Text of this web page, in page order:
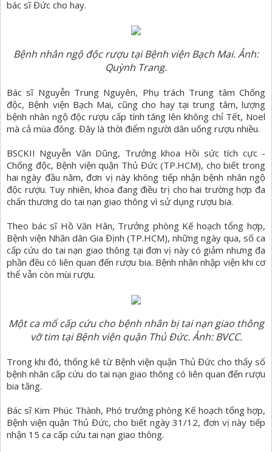
bác sĩ Đức cho hay.
Bệnh nhân ngộ độc rượu tại Bệnh viện Bạch Mai. Ảnh:
Quỳnh Trang.
Bác sĩ Nguyễn Trung Nguyên, Phụ trách Trung tâm Chống
độc, Bệnh viện Bạch Mai, cũng cho hay tại trung tâm, lượng
bệnh nhân ngộ độc rượu cấp tính tăng lên không chỉ Tết, Noel
mà cả mùa đông. Đây là thời điểm người dân uống rượu nhiều.
BSCKII Nguyễn Văn Dũng, Trưởng khoa Hồi sức tích cực -
Chống độc, Bệnh viện quận Thủ Đức (TP.HCM), cho biết trong
hai ngày đầu năm, đơn vị này không tiếp nhận bệnh nhân ngộ
độc rượu. Tuy nhiên, khoa đang điều trị cho hai trường hợp đa
chấn thương do tai nạn giao thông vì sử dụng rượu bia.
Theo bác sĩ Hồ Văn Hân, Trưởng phòng Kế hoạch tổng hợp,
Bệnh viện Nhân dân Gia Định (TP.HCM), những ngày qua, số ca
cấp cứu do tai nạn giao thông tại đơn vị này có giảm nhưng đa
phần đều có liên quan đến rượu bia. Bệnh nhân nhập viện khi cơ
thể vẫn còn mùi rượu.
Một ca mổ cấp cứu cho bệnh nhân bị tai nạn giao thông
vỡ tim tại Bệnh viện quận Thủ Đức. Ảnh: BVCC.
Trong khi đó, thống kê từ Bệnh viện quận Thủ Đức cho thấy số
bệnh nhân cấp cứu do tai nạn giao thông có liên quan đến rượu
bia tăng.
Bác sĩ Kim Phúc Thành, Phó trưởng phòng Kế hoạch tổng hợp,
Bệnh viện quận Thủ Đức, cho biết ngày 31/12, đơn vị này tiếp
nhận 15 ca cấp cứu tai nạn giao thông.